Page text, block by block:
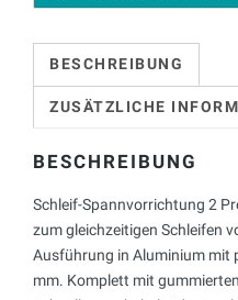
BESCHREIBUNG
ZUSÄTZLICHE
BESCHREIBUNG
Schleif-Spannvorrichtung 2
zum gleichzeitigen Schleifen
Ausführung in Aluminium mit
mm. Komplett mit